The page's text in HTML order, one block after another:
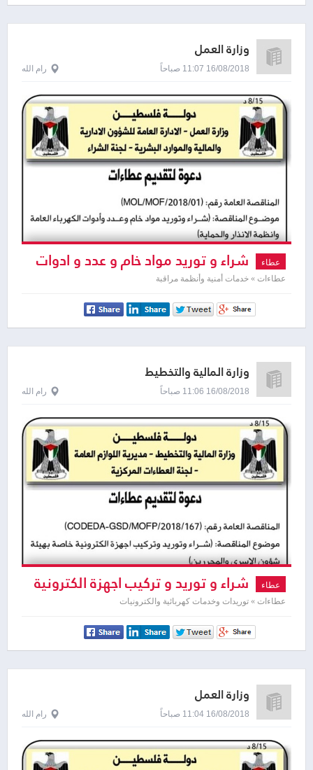
وزارة العمل
16/08/2018 11:07 صباحاً رام الله
عطاء شراء و توريد مواد خام و عدد و ادوات
الكهرباء العامة و انظمة الانذار و الحماية
عطاءات » خدمات أمنية وأنظمة مراقبة
وزارة المالية والتخطيط
16/08/2018 11:06 صباحاً رام الله
عطاء شراء و توريد و تركيب اجهزة الكترونية
خاصة بهيئة شؤون الاسرى و المحررين
عطاءات » توريدات وخدمات كهربائية والكترونيات
وزارة العمل
16/08/2018 11:04 صباحاً رام الله